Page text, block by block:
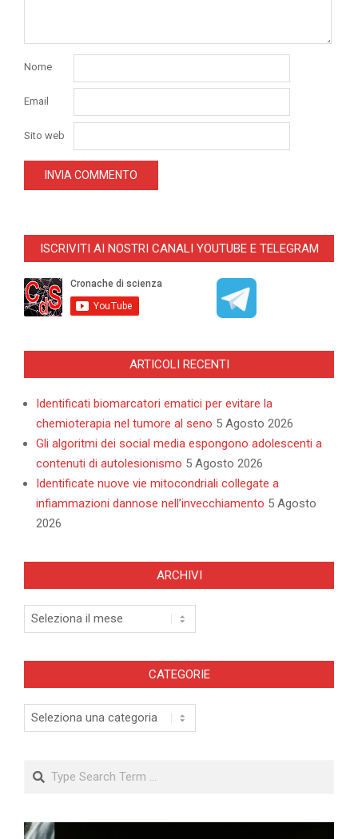
Nome
Email
Sito web
ISCRIVITI AI NOSTRI CANALI YOUTUBE E TELEGRAM
ARTICOLI RECENTI
Identificati biomarcatori ematici per evitare la
chemioterapia nel tumore al seno 5 Agosto 2026
Gli algoritmi dei social media espongono adolescenti a
contenuti di autolesionismo 5 Agosto 2026
Identificate nuove vie mitocondriali collegate a
infiammazioni dannose nell’invecchiamento 5 Agosto
2026
ARCHIVI
Archivi
CATEGORIE
Categorie
Search